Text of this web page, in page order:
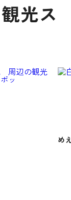
光ス
め